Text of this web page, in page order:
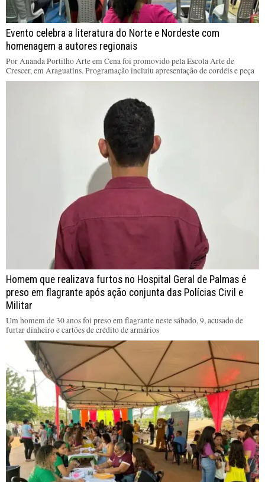
Evento celebra a literatura do Norte e Nordeste com
homenagem a autores regionais
Por Ananda Portilho Arte em Cena foi promovido pela Escola Arte de
Crescer, em Araguatins. Programação incluiu apresentação de cordéis e peça
Homem que realizava furtos no Hospital Geral de Palmas é
preso em flagrante após ação conjunta das Polícias Civil e
Militar
Um homem de 30 anos foi preso em flagrante neste sábado, 9, acusado de
furtar dinheiro e cartões de crédito de armários